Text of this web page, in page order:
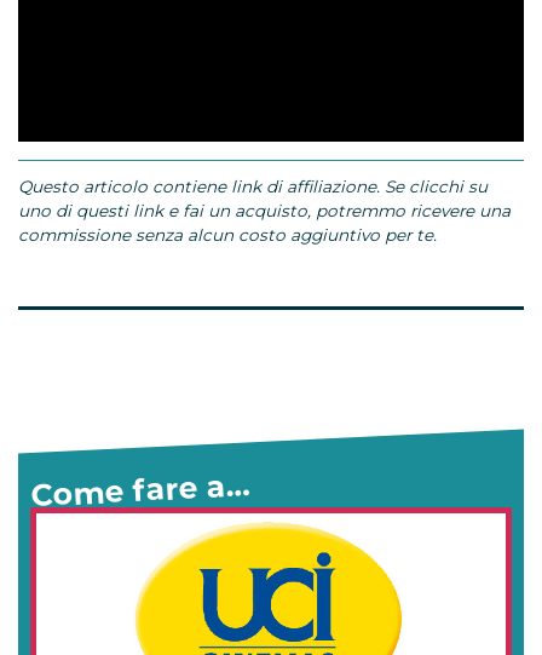
Questo articolo contiene link di affiliazione. Se clicchi su
uno di questi link e fai un acquisto, potremmo ricevere una
commissione senza alcun costo aggiuntivo per te.
Come fare a…